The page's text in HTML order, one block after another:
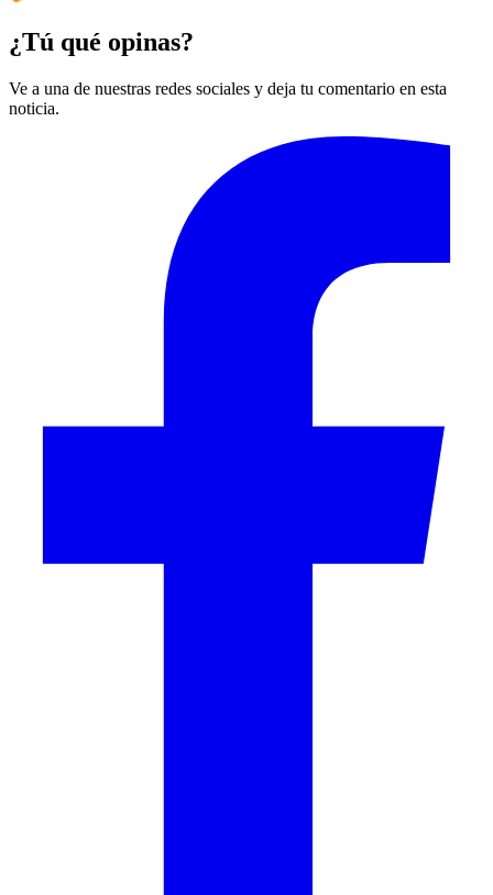
¿Tú qué opinas?
Ve a una de nuestras redes sociales y deja tu comentario en esta
noticia.